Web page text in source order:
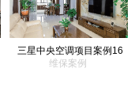
三星中央空调项目案例16
维保案例